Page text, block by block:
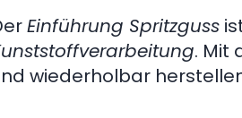
Einführung Spritzguss
. Mit
wiederholbar